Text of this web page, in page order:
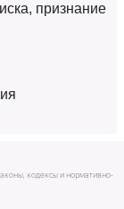
признание
кодексы и нормативно-